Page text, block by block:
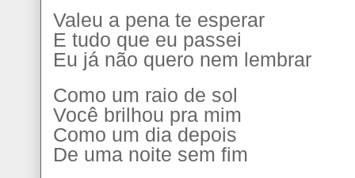
Valeu a pena te esperar
E tudo que eu passei
Eu já não quero nem lembrar
Como um raio de sol
Você brilhou pra mim
Como um dia depois
De uma noite sem fim